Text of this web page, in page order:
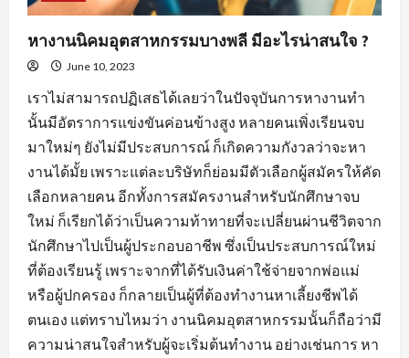
หางานนิคมอุตสาหกรรมบางพลี มีอะไรน่าสนใจ ?
June 10, 2023
เราไม่สามารถปฏิเสธได้เลยว่าในปัจจุบันการหางานทำ
นั้นมีอัตราการแข่งขันค่อนข้างสูง หลายคนเพิ่งเรียนจบ
มาใหม่ๆ ยังไม่มีประสบการณ์ ก็เกิดความกังวลว่าจะหา
งานได้มั้ย เพราะแต่ละบริษัทก็ย่อมมีตัวเลือกผู้สมัครให้คัด
เลือกหลายคน อีกทั้งการสมัครงานสำหรับนักศึกษาจบ
ใหม่ ก็เรียกได้ว่าเป็นความท้าทายที่จะเปลี่ยนผ่านชีวิตจาก
นักศึกษาไปเป็นผู้ประกอบอาชีพ ซึ่งเป็นประสบการณ์ใหม่
ที่ต้องเรียนรู้ เพราะจากที่ได้รับเงินค่าใช้จ่ายจากพ่อแม่
หรือผู้ปกครอง ก็กลายเป็นผู้ที่ต้องทำงานหาเลี้ยงชีพได้
ตนเอง แต่ทราบไหมว่า งานนิคมอุตสาหกรรมนั้นก็ถือว่ามี
ความน่าสนใจสำหรับผู้จะเริ่มต้นทำงาน อย่างเช่นการ หา